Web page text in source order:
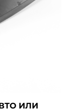
ИЛИ